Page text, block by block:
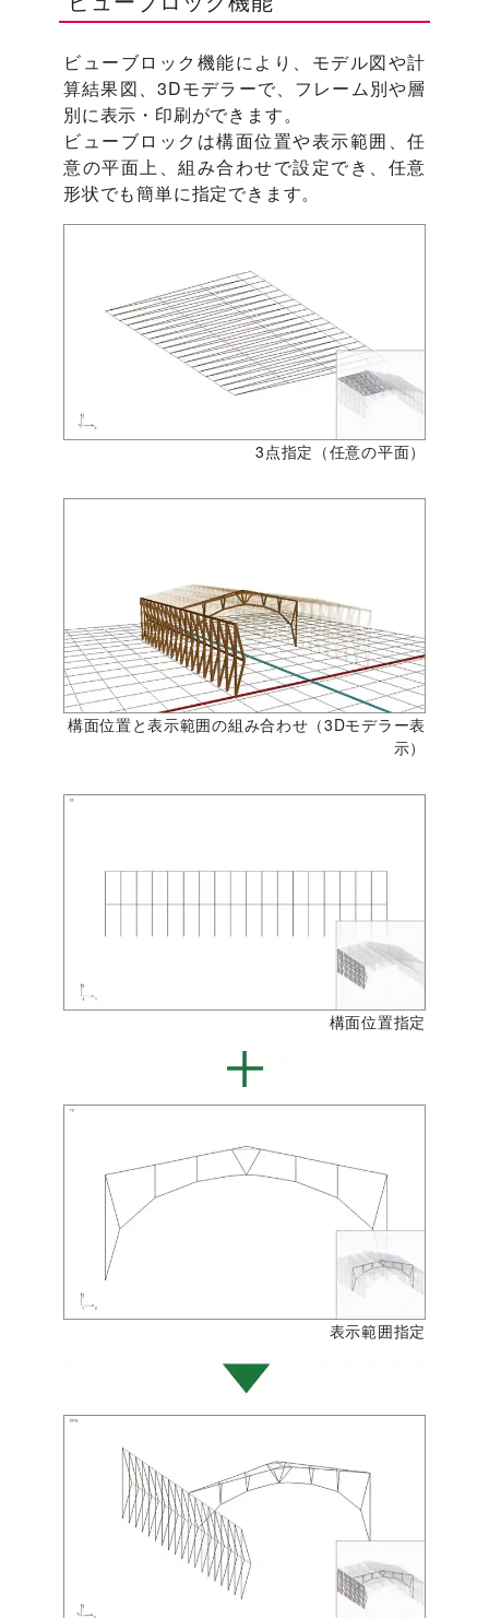
ビューブロック機能により、モデル図や計
算結果図、3Dモデラーで、フレーム別や層
別に表示・印刷ができます。
ビューブロックは構面位置や表示範囲、任
意の平面上、組み合わせで設定でき、任意
形状でも簡単に指定できます。
3点指定（任意の平面）
構面位置と表示範囲の組み合わせ（3Dモデラー表
示）
構面位置指定
表示範囲指定